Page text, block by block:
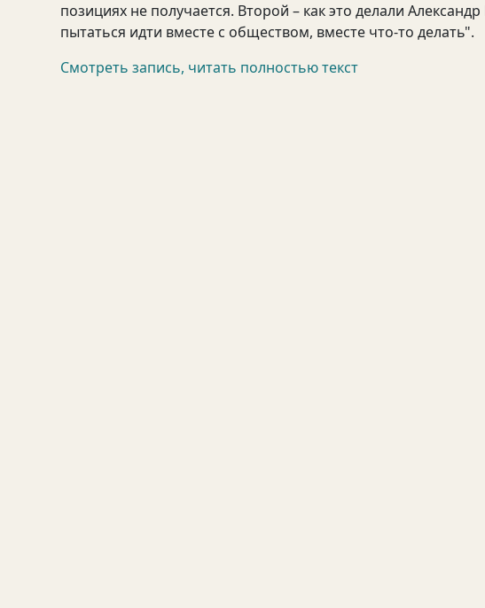
позициях не получается. Второй – как это делали
пытаться идти вместе с обществом, вместе что-то делать".
Смотреть запись, читать полностью текст